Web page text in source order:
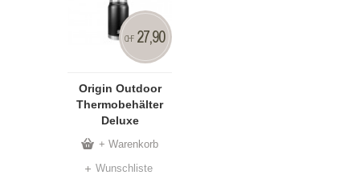
Origin Outdoor
Thermobehälter
Deluxe
CHF 27,90
+ Warenkorb
Wunschliste